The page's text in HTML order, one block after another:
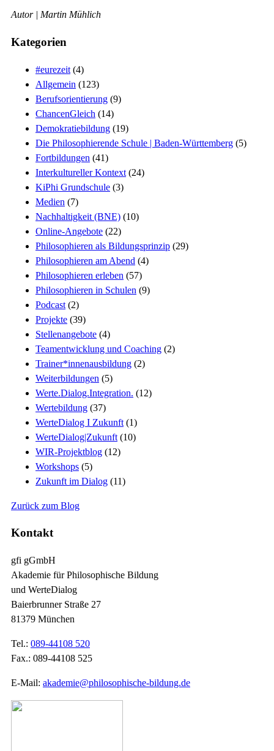
Autor | Martin Mühlich
Kategorien
#eurezeit (4)
Allgemein (123)
Berufsorientierung (9)
ChancenGleich (14)
Demokratiebildung (19)
Die Philosophierende Schule | Baden-Württemberg (5)
Fortbildungen (41)
Interkultureller Kontext (24)
KiPhi Grundschule (3)
Medien (7)
Nachhaltigkeit (BNE) (10)
Online-Angebote (22)
Philosophieren als Bildungsprinzip (29)
Philosophieren am Abend (4)
Philosophieren erleben (57)
Philosophieren in Schulen (9)
Podcast (2)
Projekte (39)
Stellenangebote (4)
Teamentwicklung und Coaching (2)
Trainer*innenausbildung (2)
Weiterbildungen (5)
Werte.Dialog.Integration. (12)
Wertebildung (37)
WerteDialog I Zukunft (1)
WerteDialog|Zukunft (10)
WIR-Projektblog (12)
Workshops (5)
Zukunft im Dialog (11)
Zurück zum Blog
Kontakt
gfi gGmbH
Akademie für Philosophische Bildung
und WerteDialog
Baierbrunner Straße 27
81379 München
Tel.: 089-44108 520
Fax.: 089-44108 525
E-Mail: akademie@philosophische-bildung.de